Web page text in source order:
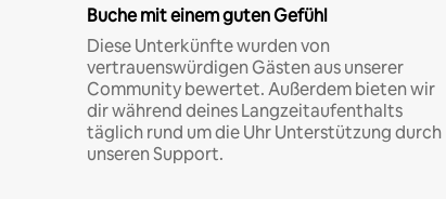
Buche mit einem guten Gefühl
Diese Unterkünfte wurden von
vertrauenswürdigen Gästen aus unserer
Community bewertet. Außerdem bieten wir
dir während deines Langzeitaufenthalts
täglich rund um die Uhr Unterstützung durch
unseren Support.